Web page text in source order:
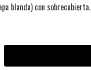
blanda) con sobrecubierta.